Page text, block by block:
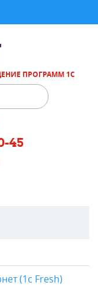
ПРОГРАММ 1С
45
(1c Fresh)